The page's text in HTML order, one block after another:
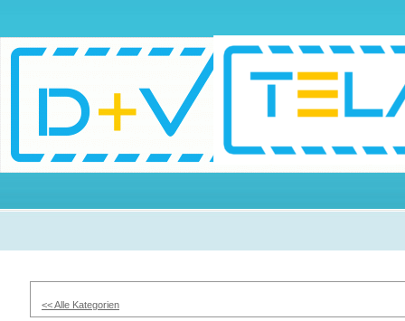
<< Alle Kategorien